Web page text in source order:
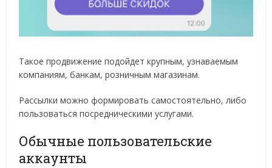
Такое продвижение подойдет крупным, узнаваемым
компаниям, банкам, розничным магазинам.
Рассылки можно формировать самостоятельно, либо
пользоваться посредническими услугами.
Обычные пользовательские
аккаунты